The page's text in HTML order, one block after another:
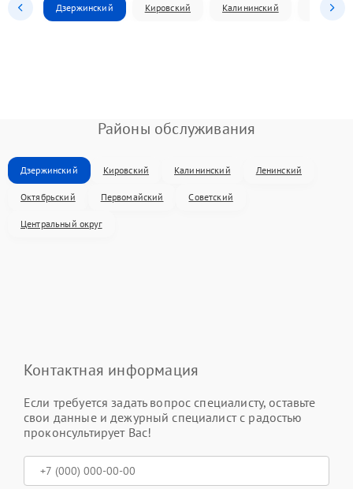
Дзержинский Кировский Калининский
Районы обслуживания
Дзержинский Кировский Калининский Ленинский
Октябрьский Первомайский Советский
Центральный округ
Контактная информация
Если требуется задать вопрос специалисту, оставьте
свои данные и дежурный специалист с радостью
проконсультирует Вас!